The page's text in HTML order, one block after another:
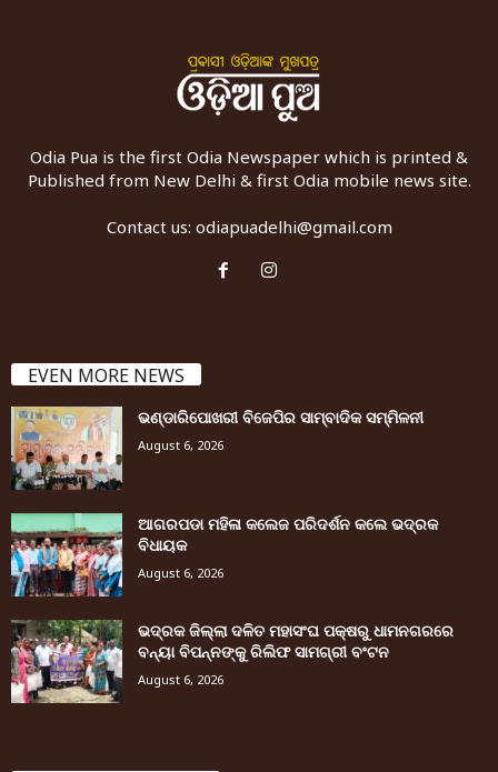
Odia Pua is the first Odia Newspaper which is printed &
Published from New Delhi & first Odia mobile news site.
Contact us: odiapuadelhi@gmail.com
EVEN MORE NEWS
ଭଣ୍ଡାରିପୋଖରୀ ବିଜେପିର ସାମ୍ବାଦିକ ସମ୍ମିଳନୀ
August 6, 2026
ଆଗରପଡା ମହିଳା କଲେଜ ପରିଦର୍ଶନ କଲେ ଭଦ୍ରକ
ବିଧାୟକ
August 6, 2026
ଭଦ୍ରକ ଜିଲ୍ଲା ଦଳିତ ମହାସଂଘ ପକ୍ଷରୁ ଧାମନଗରରେ
ବନ୍ୟା ବିପନ୍ନଙ୍କୁ ରିଲିଫ ସାମଗ୍ରୀ ବଂଟନ
August 6, 2026